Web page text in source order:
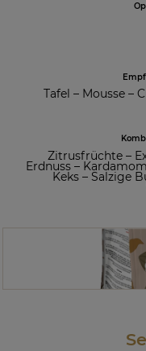
Tafel – Mousse–
Zitrusfrüchte–
Erdnuss – Kardamom
Keks – Salzige